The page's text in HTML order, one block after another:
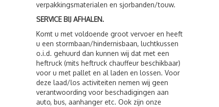
verpakkingsmaterialen en sjorbanden/touw.
SERVICE BIJ AFHALEN.
Komt u met voldoende groot vervoer en heeft
u een stormbaan/hindernisbaan, luchtkussen
o.i.d. gehuurd dan kunnen wij dat met een
heftruck (mits heftruck chauffeur beschikbaar)
voor u met pallet en al laden en lossen. Voor
deze laad/los activiteiten nemen wij geen
verantwoording voor beschadigingen aan
auto, bus, aanhanger etc. Ook zijn onze